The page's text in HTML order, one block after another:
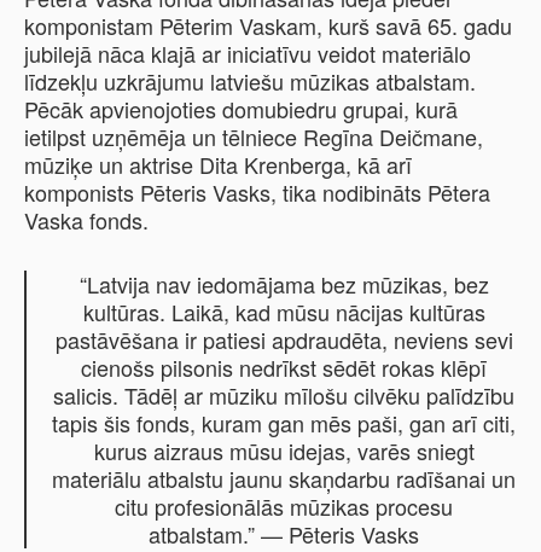
komponistam Pēterim Vaskam, kurš savā 65. gadu
jubilejā nāca klajā ar iniciatīvu veidot materiālo
līdzekļu uzkrājumu latviešu mūzikas atbalstam.
Pēcāk apvienojoties domubiedru grupai, kurā
ietilpst uzņēmēja un tēlniece Regīna Deičmane,
mūziķe un aktrise Dita Krenberga, kā arī
komponists Pēteris Vasks, tika nodibināts Pētera
Vaska fonds.
“Latvija nav iedomājama bez mūzikas, bez
kultūras. Laikā, kad mūsu nācijas kultūras
pastāvēšana ir patiesi apdraudēta, neviens sevi
cienošs pilsonis nedrīkst sēdēt rokas klēpī
salicis. Tādēļ ar mūziku mīlošu cilvēku palīdzību
tapis šis fonds, kuram gan mēs paši, gan arī citi,
kurus aizraus mūsu idejas, varēs sniegt
materiālu atbalstu jaunu skaņdarbu radīšanai un
citu profesionālās mūzikas procesu
atbalstam.”— Pēteris Vasks